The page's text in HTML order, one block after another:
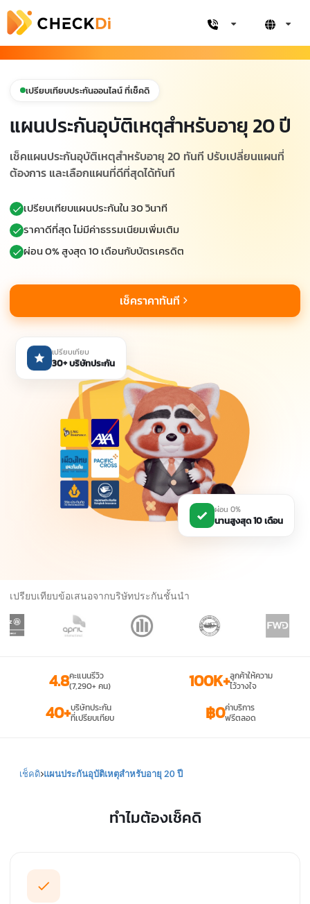
เปรียบเทียบประกันออนไลน์ ที่เช็คดิ
แผนประกันอุบัติเหตุสำหรับอายุ 20 ปี
เช็คแผนประกันอุบัติเหตุสำหรับอายุ 20 ทันที ปรับเปลี่ยนแผนที่
ต้องการ และเลือกแผนที่ดีที่สุดได้ทันที
เปรียบเทียบแผนประกันใน 30 วินาที
ราคาดีที่สุด ไม่มีค่าธรรมเนียมเพิ่มเติม
ผ่อน 0% สูงสุด 10 เดือนกับบัตรเครดิต
เช็คราคาทันที
เปรียบเทียบ
30+ บริษัทประกัน
ผ่อน 0%
นานสูงสุด 10 เดือน
เปรียบเทียบข้อเสนอจากบริษัทประกันชั้นนำ
4.8คะแนนรีวิว
(7,290+ คน)
100K+ลูกค้าให้ความ
ไว้วางใจ
40+บริษัทประกัน
ที่เปรียบเทียบ
฿0ค่าบริการ
ฟรีตลอด
เช็คดิ แผนประกันอุบัติเหตุสำหรับอายุ 20 ปี
ทำไมต้องเช็คดิ